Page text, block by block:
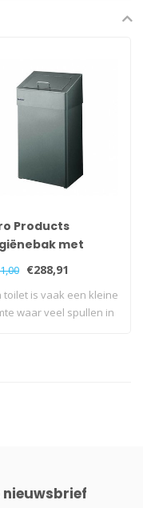
Products
met
inwerpklep - 18
€288,91
toilet is vaak een kleine
waar veel spullen in
nieuwsbrief